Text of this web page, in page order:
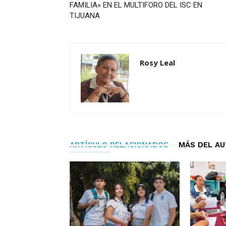
FAMILIA» EN EL MULTIFORO DEL ISC EN
TIJUANA
Rosy Leal
ARTÍCULO RELACIONADOS MÁS DEL